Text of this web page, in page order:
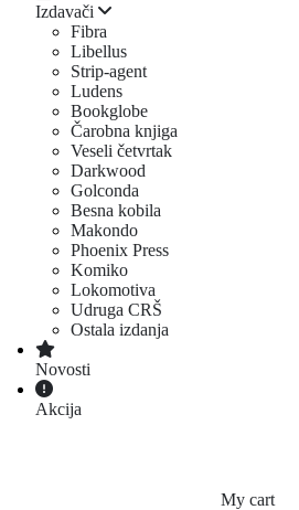
Izdavači
Fibra
Libellus
Strip-agent
Ludens
Bookglobe
Čarobna knjiga
Veseli četvrtak
Darkwood
Golconda
Besna kobila
Makondo
Phoenix Press
Komiko
Lokomotiva
Udruga CRŠ
Ostala izdanja
Novosti
Akcija
My cart